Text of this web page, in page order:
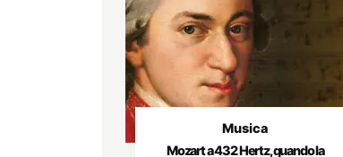
Musica
Mozart a 432 Hertz, quando la